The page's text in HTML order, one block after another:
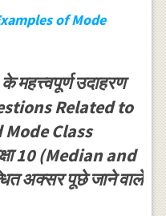
of Mode
उदाहरण
Related to
Class
10 (Median and
अक्सर पूछे जाने वाले